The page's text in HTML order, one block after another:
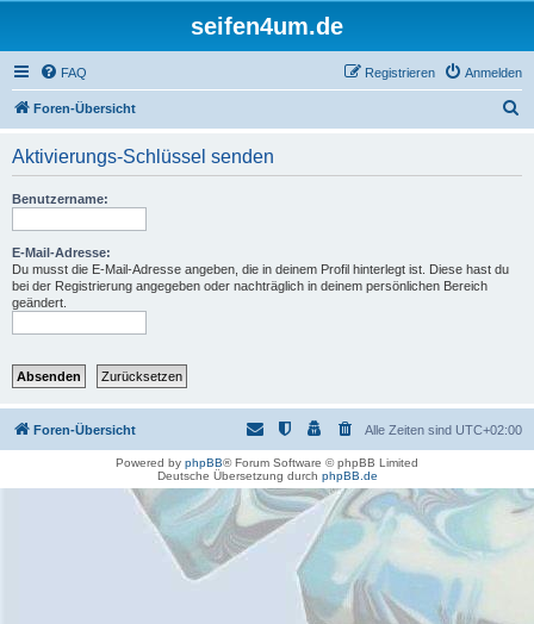
seifen4um.de
FAQ Anmelden
Registrieren
Foren-Übersicht
Aktivierungs-Schlüssel senden
Benutzername:
E-Mail-Adresse:
Du musst die E-Mail-Adresse angeben, die in deinem Profil hinterlegt ist. Diese hast du
bei der Registrierung angegeben oder nachträglich in deinem persönlichen Bereich
geändert.
Foren-Übersicht Alle Zeiten sind UTC+02:00
Powered by phpBB® Forum Software © phpBB Limited
Deutsche Übersetzung durch phpBB.de